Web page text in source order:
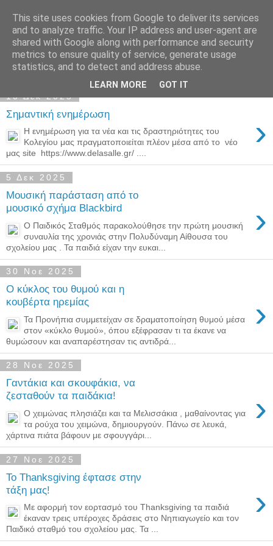
Παιδικός Σταθμός-
Νηπιαγωγείο "ΔΕΛΑΣΑΛ"
10 Δεκ 2025
Σημαντική ενημέρωση ›
Η ενημέρωση για τα νέα και τις δραστηριότητες του
Κολεγίου μας πραγματοποιείται πλέον μέσα από το νέο
μας site https://www.delasalle.gr/ ....
5 Δεκ 2025
Μουσική παράσταση από το
μουσικό σχήμα Blackbird
›
Ο Παιδικός Σταθμός παρακολούθησε την πρώτη μουσική
συναυλία της χρονιάς στην Πολυδύναμη Αίθουσα του
σχολείου μας . Τα παιδιά είχαν την ευκαι...
30 Νοε 2025
Ο κύκλος του θυμού και η
κουβέρτα ηρεμίας
›
Τα Προνήπια συμμετείχαν σε δραματοποίηση θυμού μέσα
στον «κύκλο θυμού», όπου εξέφρασαν τι τα έκανε να
θυμώσουν και αναπαρέστησαν τις αντιδρά...
28 Νοε 2025
Γαντάκια και σκουφάκια, να
ζεσταθούν τα παιδάκια!
›
Ο χειμώνας πλησιάζει και τα Μελισσάκια , μαθαίνοντας για
τα ρούχα του χειμώνα, δημιουργούν. Πάνω σε λευκά,
χάρτινα πιάτα βάφουν με σφουγγάρι...
27 Νοε 2025
Το Thanksgiving έφτασε στην
τάξη μας!
›
Με αφορμή τον εορτασμό του Thanksgiving τα παιδιά
έκαναν τρεις υπέροχες δράσεις στο Νηπιαγωγείο και τον
Παιδικό σταθμό του σχολείου μας. Τα ...
This site uses cookies from Google to deliver its services
and to analyze traffic. Your IP address and user-agent are
shared with Google along with performance and security
metrics to ensure quality of service, generate usage
statistics, and to detect and address abuse.
LEARN MORE GOT IT